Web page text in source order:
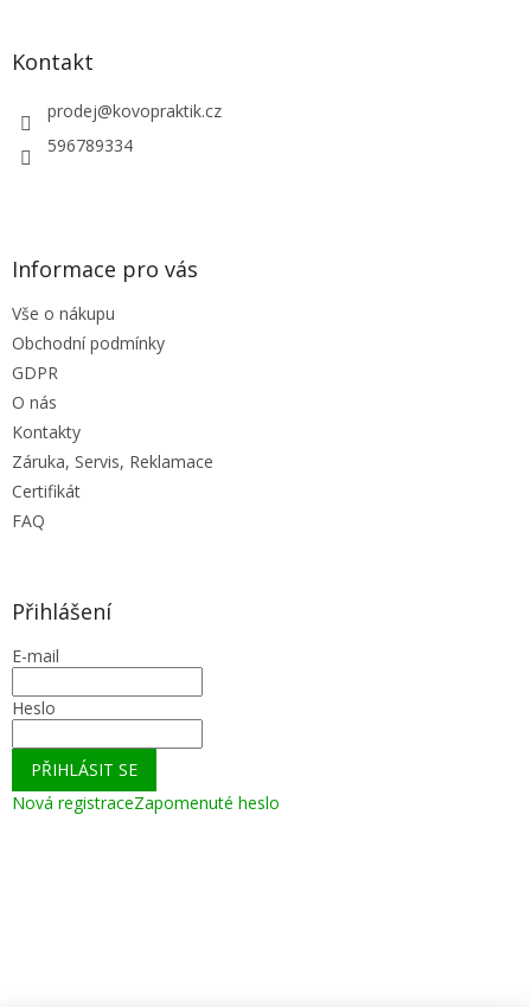
Kontakt
prodej@kovopraktik.cz
596789334
Informace pro vás
Vše o nákupu
Obchodní podmínky
GDPR
O nás
Kontakty
Záruka, Servis, Reklamace
Certifikát
FAQ
Přihlášení
E-mail
Heslo
PŘIHLÁSIT SE
Nová registraceZapomenuté heslo